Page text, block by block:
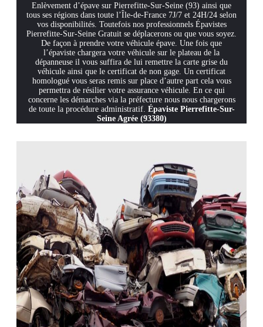
Enlèvement d’épave sur Pierrefitte-Sur-Seine (93) ainsi que
tous ses régions dans toute l’Île-de-France 7J/7 et 24H/24 selon
vos disponibilités. Toutefois nos professionnels Épavistes
Pierrefitte-Sur-Seine Gratuit se déplacerons ou que vous soyez.
De façon à prendre votre véhicule épave. Une fois que
l’épaviste chargera votre véhicule sur le plateau de la
dépanneuse il vous suffira de lui remettre la carte grise du
véhicule ainsi que le certificat de non gage. Un certificat
homologué vous seras remis sur place d’autre part cela vous
permettra de résilier votre assurance véhicule. En ce qui
concerne les démarches via la préfecture nous nous chargerons
de toute la procédure administratif. Épaviste Pierrefitte-Sur-
Seine Agrée (93380)